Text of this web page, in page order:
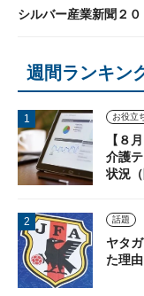
シルバー産業新聞２
週間ランキン
【８
介護
状況（
話題
ヤタ
た理由